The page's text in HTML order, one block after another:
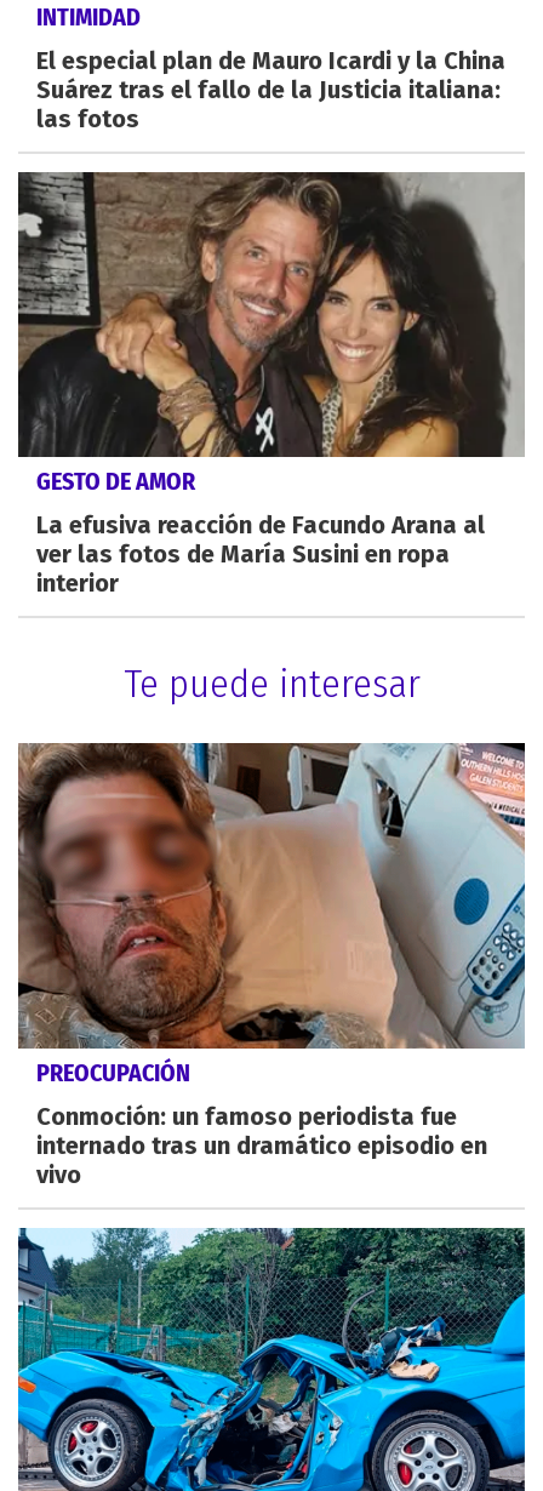
INTIMIDAD
El especial plan de Mauro Icardi y la China
Suárez tras el fallo de la Justicia italiana:
las fotos
GESTO DE AMOR
La efusiva reacción de Facundo Arana al
ver las fotos de María Susini en ropa
interior
Te puede interesar
PREOCUPACIÓN
Conmoción: un famoso periodista fue
internado tras un dramático episodio en
vivo